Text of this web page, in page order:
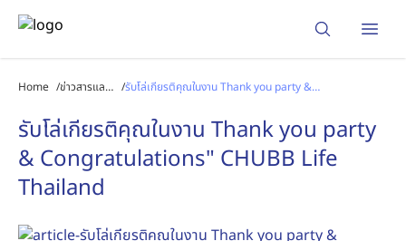
Home /ข่าวสารและ
/รับโล่เกียรติคุณในงาน Thank you party &
รับโล่เกียรติคุณในงาน Thank you party
& Congratulations" CHUBB Life
Thailand